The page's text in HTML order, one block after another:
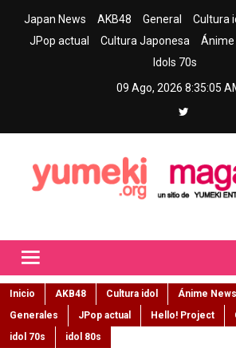
Japan News AKB48 General Cultura
JPop actual
Cultura Japonesa Ánime
Idols 70s
09 Ago, 2026 8:35:06
Inicio AKB48 Cultura idol Ánime News
Generales
JPop actual Hello! Project
idol 70s
idol 80s